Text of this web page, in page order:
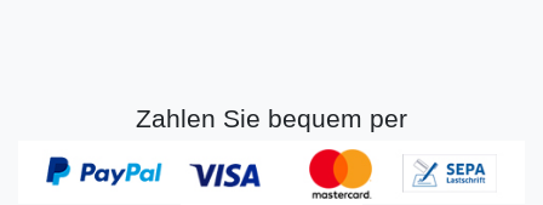
Zahlen Sie bequem per